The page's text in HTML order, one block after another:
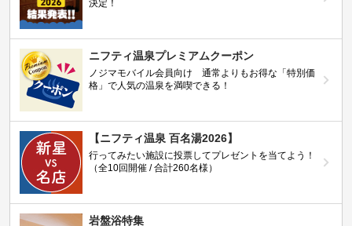
決定！
ニフティ温泉プレミアムクーポン
ノジマモバイル会員向け 通常よりもお得な「特別価
格」で人気の温泉を満喫できる！
【ニフティ温泉 百名湯2026】
行ってみたい施設に投票してプレゼントを当てよう！
（全10回開催 / 合計260名様）
岩盤浴特集